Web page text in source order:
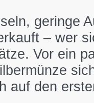
geringe
– wer
Vor ein
auf den